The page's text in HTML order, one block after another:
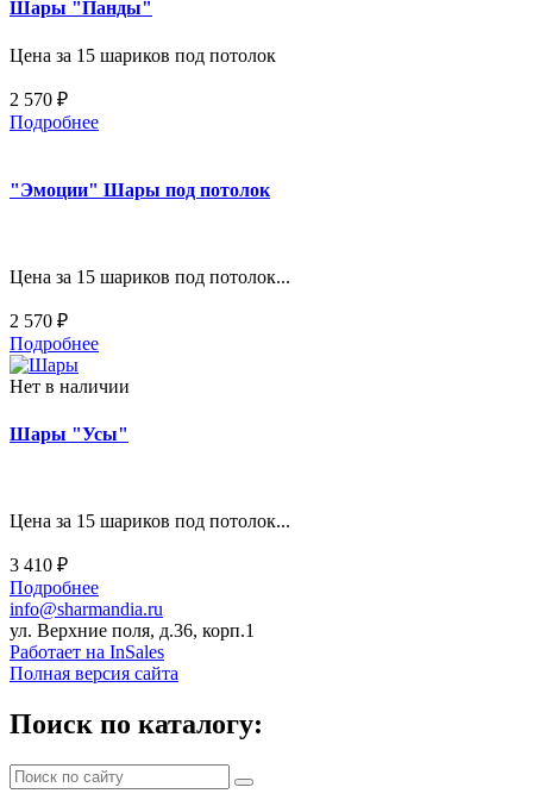
Шары "Панды"
Цена за 15 шариков под потолок
2 570 ₽
Подробнее
"Эмоции" Шары под потолок
Цена за 15 шариков под потолок...
2 570 ₽
Подробнее
Нет в наличии
Шары "Усы"
Цена за 15 шариков под потолок...
3 410 ₽
Подробнее
info@sharmandia.ru
ул. Верхние поля, д.36, корп.1
Работает на InSales
Полная версия сайта
Поиск по каталогу: